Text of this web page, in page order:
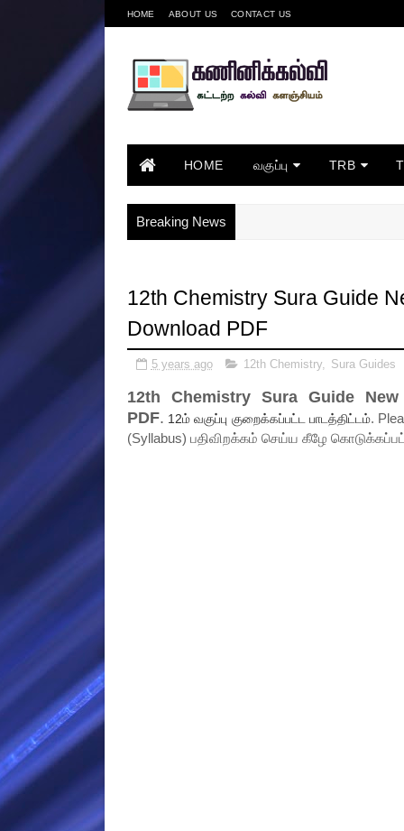
HOME ABOUT US CONTACT US
HOME வகுப்பு TRB
Breaking News
12th Chemistry Sura Guide
Download PDF
5 years ago 12th Chemistry, Sura Guides
12th Chemistry Sura Guide
PDF. 12ம் வகுப்பு குறைக்கப்பட்ட பாடத்திட்டம்.
(Syllabus) பதிவிறக்கம் செய்ய கீழே